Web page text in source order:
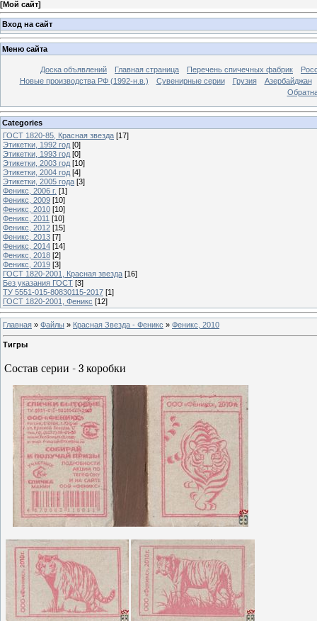
[Мой сайт]
Вход на сайт
Меню сайта
Доска объявлений Главная страница Перечень спичечных фабрик
Новые производства РФ (1992-н.в.)
Сувенирные серии Грузия
Азербайджан
Categories
ГОСТ 1820-85, Красная звезда [17]
Этикетки, 1992 год [0]
Этикетки, 1993 год [0]
Этикетки, 2003 год [10]
Этикетки, 2004 год [4]
Этикетки, 2005 года [3]
Феникс, 2006 г. [1]
Феникс, 2009 [10]
Феникс, 2010 [10]
Феникс, 2011 [10]
Феникс, 2012 [15]
Феникс, 2013 [7]
Феникс, 2014 [14]
Феникс, 2018 [2]
Феникс, 2019 [3]
ГОСТ 1820-2001, Красная звезда [16]
Без указания ГОСТ [3]
ТУ 5551-015-80830115-2017 [1]
ГОСТ 1820-2001, Феникс [12]
Главная » Файлы » Красная Звезда - Феникс » Феникс, 2010
Тигры
Состав серии - 3 коробки